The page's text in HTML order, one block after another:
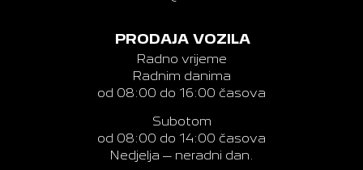
PRODAJA VOZILA
Radno vrijeme
Radnim danima
od 08:00 do 16:00 časova
Subotom
od 08:00 do 14:00 časova
Nedjelja – neradni dan.